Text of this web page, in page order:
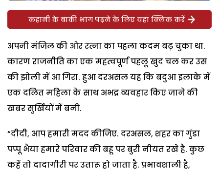
कहानी के बाकी भाग पढ़ने के लिए यहां क्लिक करें
अपनी मंजिल की ओर रत्ना का पहला कदम बढ़ चुका था.
कारण राजनीति का एक महत्वपूर्ण पहलू खुद चल कर उस
की झोली में आ गिरा. हुआ दरअसल यह कि बदुआ इलाके में
एक दलित महिला के साथ अभद्र व्यवहार किए जाने की
खबर सुर्खियों में बनी.
“दीदी, आप हमारी मदद कीजिए. दरअसल, शहर का गुंडा
पप्पू भैया हमारे परिवार की बहू पर बुरी नीयत रखे है. कुछ
कहें तो दादागीरी पर उतारू हो जाता है. प्रभावशाली है,